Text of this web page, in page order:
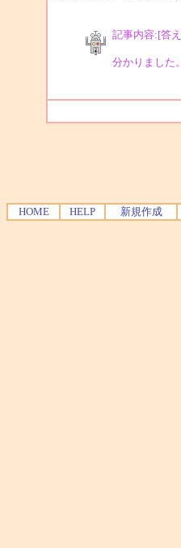
記事内容:[答
分かりました。
HOME HELP 新規作成